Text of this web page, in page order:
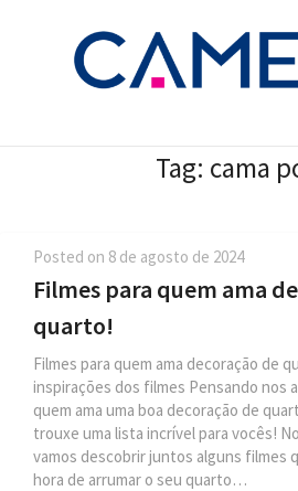
Tag: cama
Posted on 8 de agosto de 2024
Filmes para quem ama
quarto!
Filmes para quem ama decoração de
inspirações dos filmes Pensando nos
quem ama uma boa decoração de
trouxe uma lista incrível para vocês!
vamos descobrir juntos alguns filmes
hora de arrumar o seu quarto…